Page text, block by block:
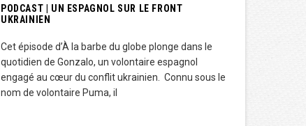
PODCAST | UN ESPAGNOL SUR LE FRONT
UKRAINIEN
Cet épisode d’À la barbe du globe plonge dans le
quotidien de Gonzalo, un volontaire espagnol
engagé au cœur du conflit ukrainien. Connu sous le
nom de volontaire Puma, il